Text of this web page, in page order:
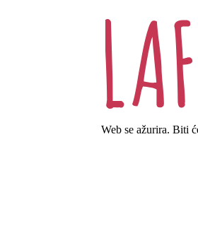
Web se ažurira. Biti